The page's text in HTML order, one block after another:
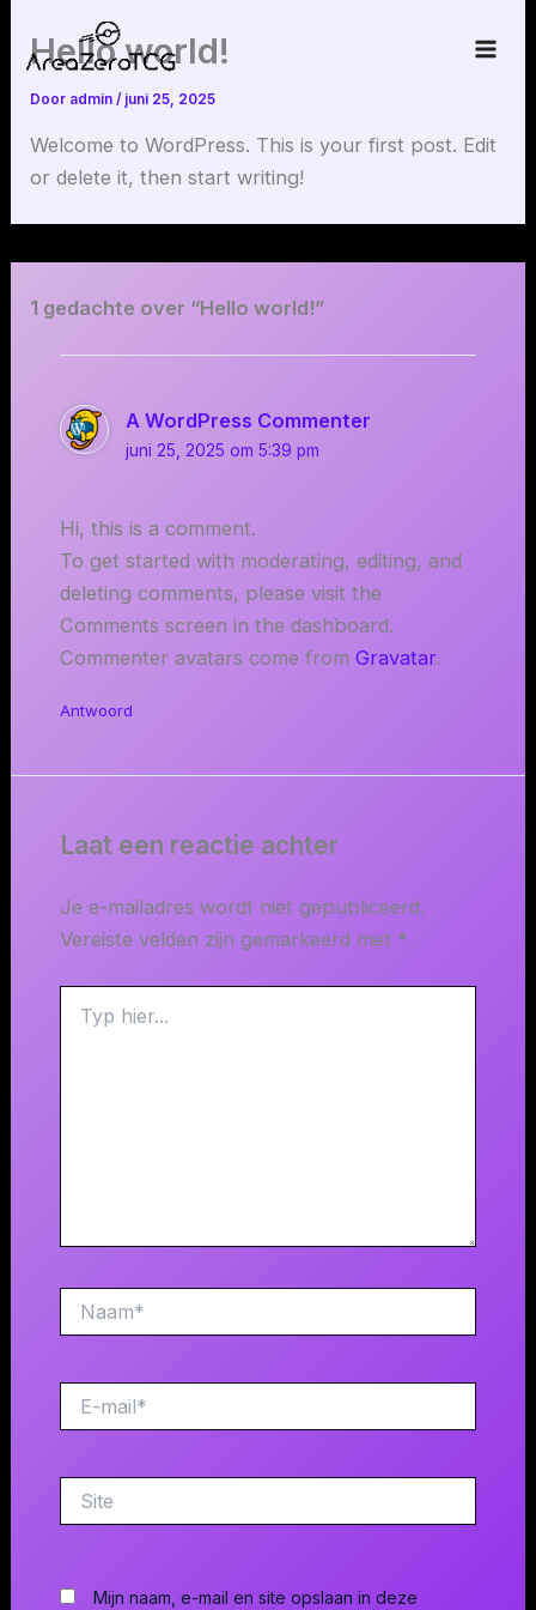
naar
inhoud
Hello world!
Door admin/ juni 25, 2025
Welcome to WordPress. This is your first post. Edit
or delete it, then start writing!
1 gedachte over “Hello world!”
A WordPress Commenter
juni 25, 2025 om 5:39 pm
Hi, this is a comment.
To get started with moderating, editing, and
deleting comments, please visit the
Comments screen in the dashboard.
Commenter avatars come from Gravatar.
Antwoord
Laat een reactie achter
Je e-mailadres wordt niet gepubliceerd.
Vereiste velden zijn gemarkeerd met *
hier...
mail*
Mijn naam, e-mail en site opslaan in deze